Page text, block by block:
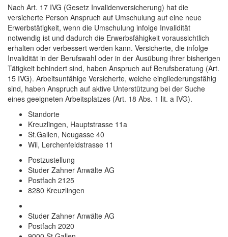
Nach Art. 17 IVG (Gesetz Invalidenversicherung) hat die
versicherte Person Anspruch auf Umschulung auf eine neue
Erwerbstätigkeit, wenn die Umschulung infolge Invalidität
notwendig ist und dadurch die Erwerbsfähigkeit voraussichtlich
erhalten oder verbessert werden kann. Versicherte, die infolge
Invalidität in der Berufswahl oder in der Ausübung ihrer bisherigen
Tätigkeit behindert sind, haben Anspruch auf Berufsberatung (Art.
15 IVG). Arbeitsunfähige Versicherte, welche eingliederungsfähig
sind, haben Anspruch auf aktive Unterstützung bei der Suche
eines geeigneten Arbeitsplatzes (Art. 18 Abs. 1 lit. a IVG).
Standorte
Kreuzlingen, Hauptstrasse 11a
St.Gallen, Neugasse 40
Wil, Lerchenfeldstrasse 11
Postzustellung
Studer Zahner Anwälte AG
Postfach 2125
8280 Kreuzlingen
Studer Zahner Anwälte AG
Postfach 2020